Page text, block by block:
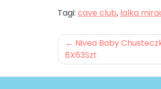
Tagi: cave club, lalka
Nawigacja
wpisu
Nivea Baby
8X63Szt